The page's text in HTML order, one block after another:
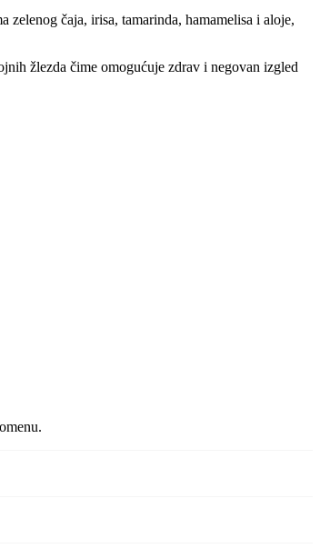
čaja, irisa, tamarinda, hamamelisa i aloje,
žlezda čime omogućuje zdrav i negovan izgled